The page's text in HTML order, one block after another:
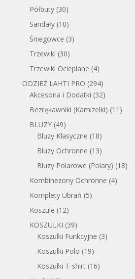
Półbuty (30)
Sandały (10)
Śniegowce (3)
Trzewiki (30)
Trzewiki Ocieplane (4)
ODZIEŻ LAHTI PRO (294)
Akcesoria i Dodatki (32)
Bezrękawniki (Kamizelki) (11)
BLUZY (49)
Bluzy Klasyczne (18)
Bluzy Ochronne (13)
Bluzy Polarowe (Polary) (18)
Kombinezony Ochronne (4)
Komplety Ubrań (5)
Koszule (12)
KOSZULKI (39)
Koszulki Funkcyjne (3)
Koszulki Polo (19)
Koszulki T-shirt (16)